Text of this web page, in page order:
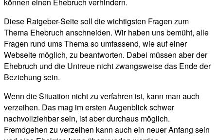
Diese Ratgeber-Seite soll die wichtigsten Fragen zum
Thema Ehebruch anschneiden. Wir haben uns bemüht, alle
Fragen rund ums Thema so umfassend, wie auf einer
Webseite möglich, zu beantworten. Dabei müssen aber der
Ehebruch und die Untreue nicht zwangsweise das Ende der
Beziehung sein.
Wenn die Situation nicht zu verfahren ist, kann man auch
verzeihen. Das mag im ersten Augenblick schwer
nachvollziehbar sein, ist aber durchaus möglich.
Fremdgehen zu verzeihen kann auch ein neuer Anfang sein